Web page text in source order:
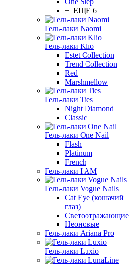
One Step
+ ЕЩЕ 6
Гель-лаки Naomi
Гель-лаки Klio
Estet Collection
Trend Collection
Red
Marshmellow
Гель-лаки Ties
Night Diamond
Classic
Гель-лаки One Nail
Flash
Platinum
French
Гель-лаки I AM
Гель-лаки Vogue Nails
Cat Eye (кошачий
глаз)
Светоотражающие
Неоновые
Гель-лаки Ariana Pro
Гель-лаки Luxio